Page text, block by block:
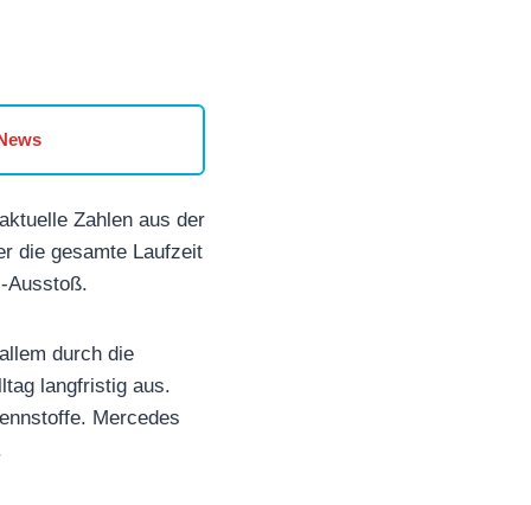
Zahlen aus der
die gesamte Laufzeit
Ausstoß.
durch die
langfristig aus.
Mercedes